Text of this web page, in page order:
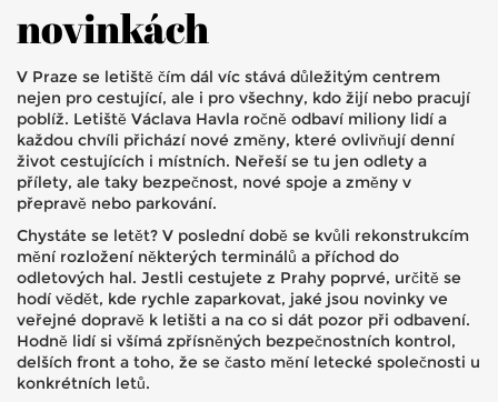
novinkách
V Praze se letiště čím dál víc stává důležitým centrem
nejen pro cestující, ale i pro všechny, kdo žijí nebo pracují
poblíž. Letiště Václava Havla ročně odbaví miliony lidí a
každou chvíli přichází nové změny, které ovlivňují denní
život cestujících i místních. Neřeší se tu jen odlety a
přílety, ale taky bezpečnost, nové spoje a změny v
přepravě nebo parkování.
Chystáte se letět? V poslední době se kvůli rekonstrukcím
mění rozložení některých terminálů a příchod do
odletových hal. Jestli cestujete z Prahy poprvé, určitě se
hodí vědět, kde rychle zaparkovat, jaké jsou novinky ve
veřejné dopravě k letišti a na co si dát pozor při odbavení.
Hodně lidí si všímá zpřísněných bezpečnostních kontrol,
delších front a toho, že se často mění letecké společnosti u
konkrétních letů.